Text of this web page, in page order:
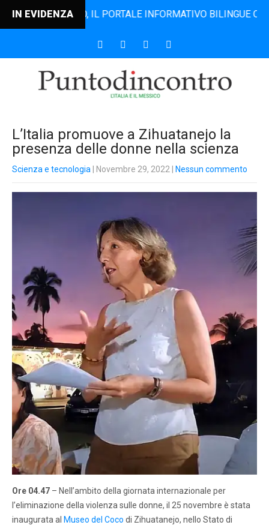
IN EVIDENZAIL PORTALE INFORMATIVO BILINGUE CHE
L’Italia promuove a Zihuatanejo la
presenza delle donne nella scienza
Scienza e tecnologia | Novembre 29, 2022 Nessun commento
Ore 04.47 – Nell’ambito della giornata internazionale per
l’eliminazione della violenza sulle donne, il 25 novembre è stata
inaugurata al Museo del Coco di Zihuatanejo, nello Stato di